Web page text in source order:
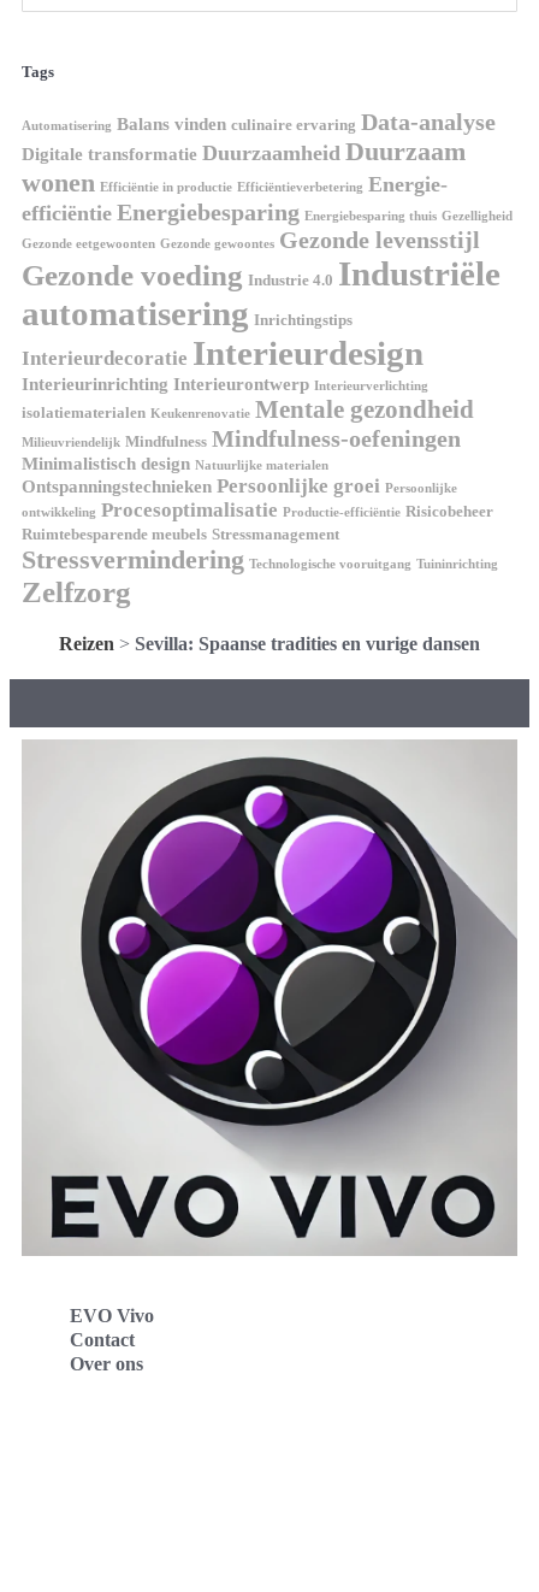
Tags
Automatisering Balans vinden culinaire ervaring Data-analyse
Digitale transformatie Duurzaamheid Duurzaam
wonen Efficiëntie in productie Efficiëntieverbetering Energie-
efficiëntie Energiebesparing Energiebesparing thuis Gezelligheid
Gezonde eetgewoonten Gezonde gewoontes Gezonde levensstijl
Gezonde voeding Industrie 4.0 Industriële
automatisering Inrichtingstips
Interieurdecoratie Interieurdesign
Interieurinrichting Interieurontwerp Interieurverlichting
isolatiematerialen Keukenrenovatie Mentale gezondheid
Milieuvriendelijk Mindfulness Mindfulness-oefeningen
Minimalistisch design Natuurlijke materialen
Ontspanningstechnieken Persoonlijke groei Persoonlijke
ontwikkeling Procesoptimalisatie Productie-efficiëntie Risicobeheer
Ruimtebesparende meubels Stressmanagement
Stressvermindering Technologische vooruitgang Tuininrichting
Zelfzorg
Reizen > Sevilla: Spaanse tradities en vurige dansen
EVO Vivo
Contact
Over ons